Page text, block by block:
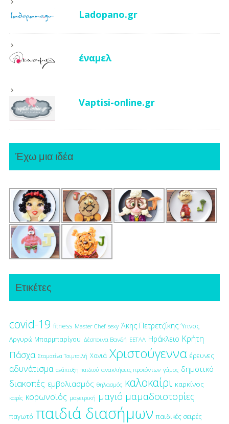
Ladopano.gr
έναμελ
Vaptisi-online.gr
Έχω μια ιδέα
Ετικέτες
covid-19 fitness Master Chef sexy Άκης Πετρετζίκης Ύπνος
Αργυρώ Μπαρμπαρίγου Δέσποινα Βανδή ΕΕΤΑΑ Ηράκλειο Κρήτη
Πάσχα Σταματίνα Τσιμτσιλή Χανιά Χριστούγεννα έρευνες
αδυνάτισμα ανάπτυξη παιδιού ανακλήσεις προϊόντων γάμος δημοτικό
διακοπές εμβολιασμός θηλασμός καλοκαίρι καρκίνος
καφές κορωνοϊός μαγειρική μαγιό μαμαδοιστορίες
παγωτό παιδιά διασήμων παιδικές σειρές